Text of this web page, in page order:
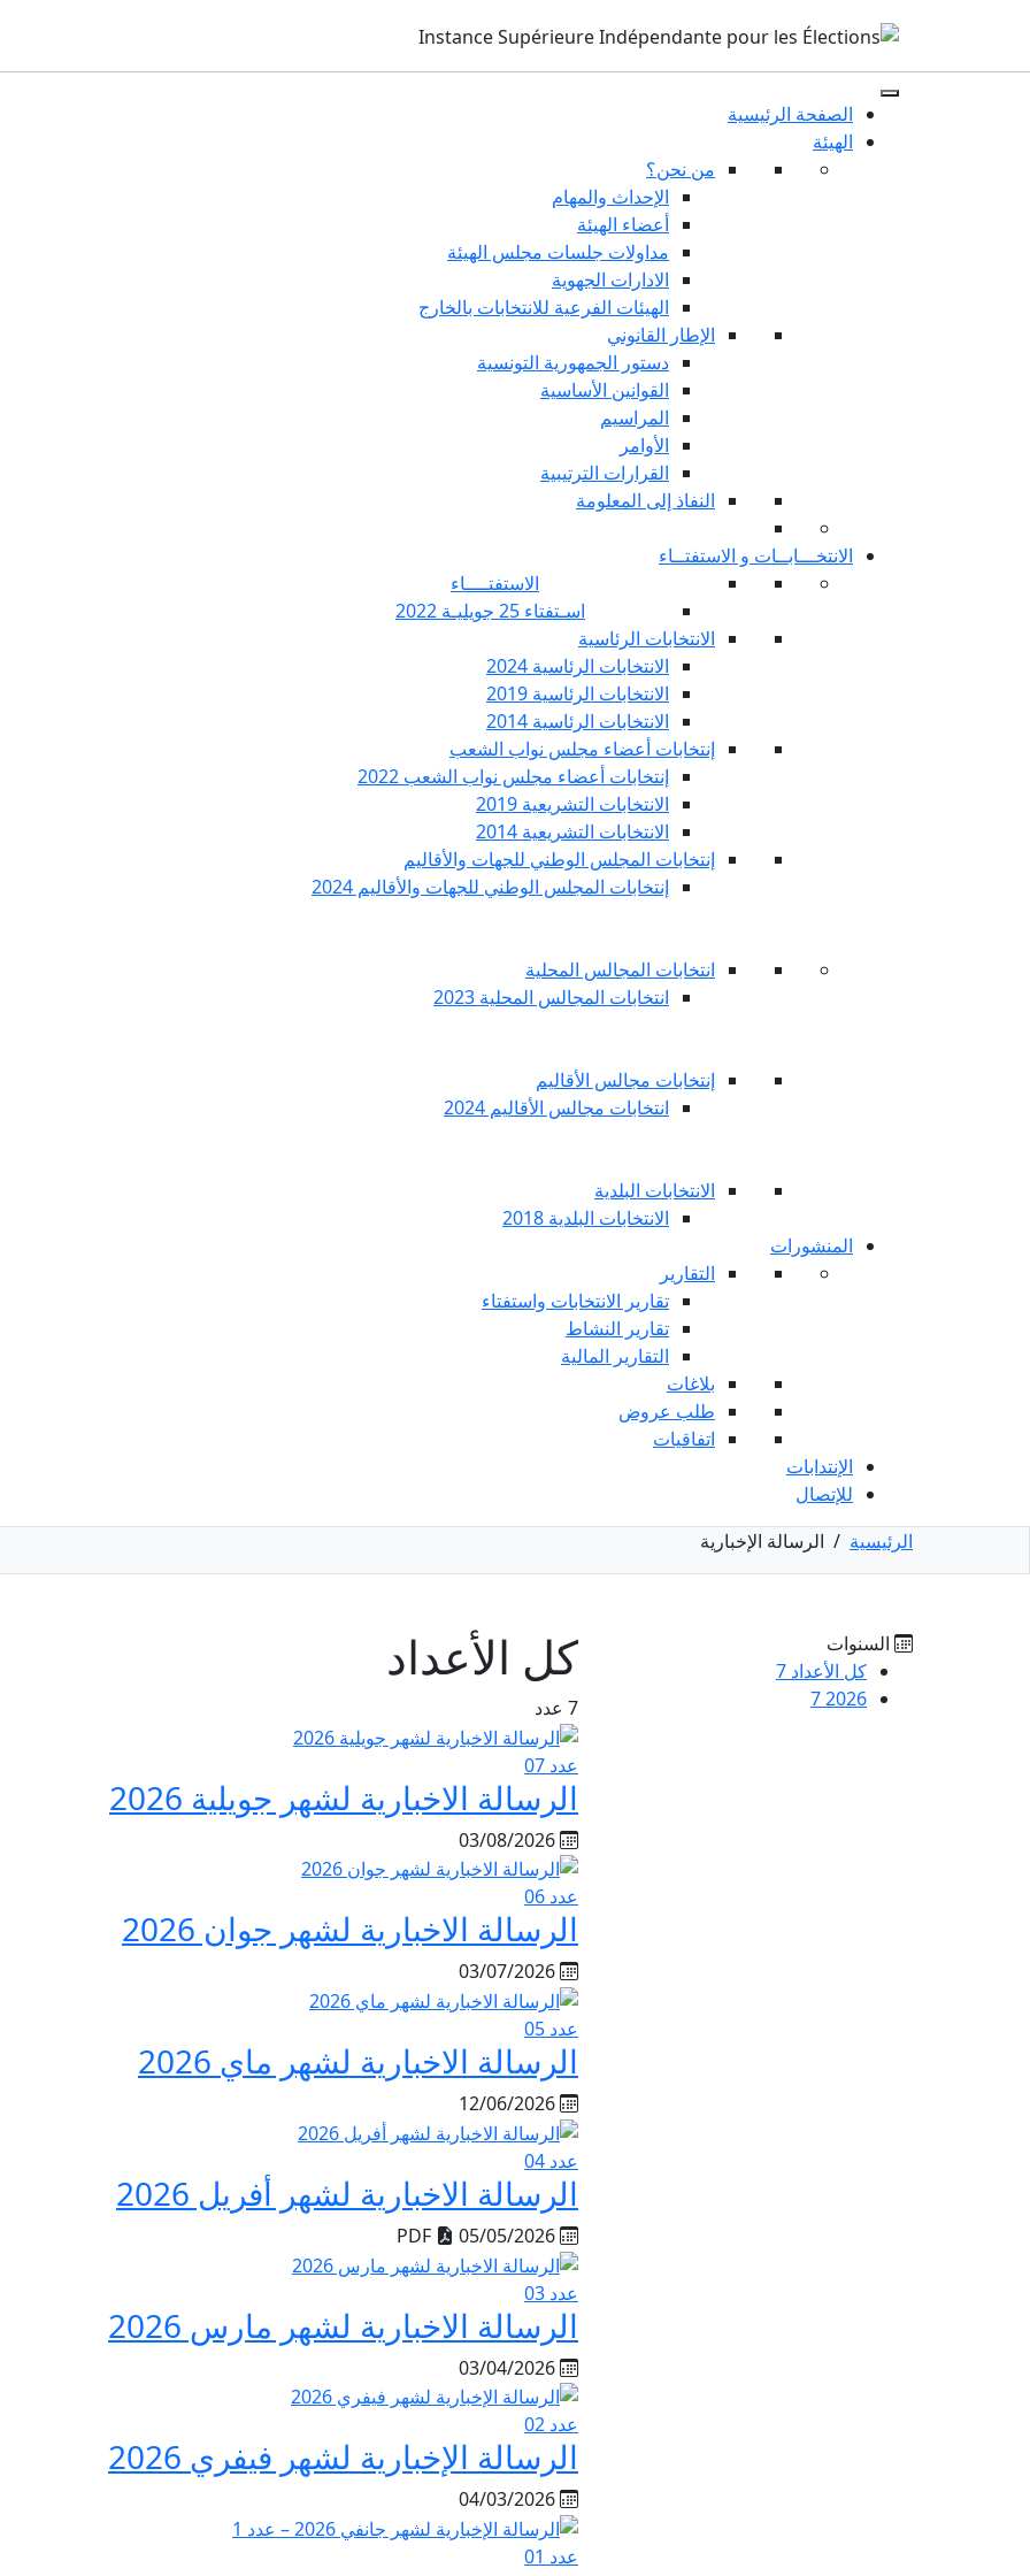
الصفحة الرئيسية
الهيئة
من نحن؟
الإحداث والمهام
أعضاء الهيئة
مداولات جلسات مجلس الهيئة
الادارات الجهوية
الهيئات الفرعية للانتخابات بالخارج
الإطار القانوني
دستور الجمهورية التونسية
القوانين الأساسية
المراسيم
الأوامر
القرارات الترتيبية
النفاذ إلى المعلومة
الانتخـــابــات و الاستفتــاء
الاستفتــــاء
اسـتفتاء 25 جويليـة 2022
الانتخابات الرئاسية
الانتخابات الرئاسية 2024
الانتخابات الرئاسية 2019
الانتخابات الرئاسية 2014
إنتخابات أعضاء مجلس نواب الشعب
إنتخابات أعضاء مجلس نواب الشعب 2022
الانتخابات التشريعية 2019
الانتخابات التشريعية 2014
إنتخابات المجلس الوطني للجهات والأقاليم
إنتخابات المجلس الوطني للجهات والأقاليم 2024
انتخابات المجالس المحلية
انتخابات المجالس المحلية 2023
إنتخابات مجالس الأقاليم
انتخابات مجالس الأقاليم 2024
الانتخابات البلدية
الانتخابات البلدية 2018
المنشورات
التقارير
تقارير الانتخابات واستفتاء
تقارير النشاط
التقارير المالية
بلاغات
طلب عروض
اتفاقيات
الإنتدابات
للإتصال
الرئيسية / الرسالة الإخبارية
السنوات
كل الأعداد 7
2026
7
كل الأعداد
7 عدد
عدد 07
الرسالة الاخبارية لشهر جويلية 2026
عدد 06
الرسالة الاخبارية لشهر جوان 2026
عدد 05
الرسالة الاخبارية لشهر ماي 2026
عدد 04
الرسالة الاخبارية لشهر أفريل 2026
عدد 03
الرسالة الاخبارية لشهر مارس 2026
عدد 02
الرسالة الإخبارية لشهر فيفري 2026
عدد 01